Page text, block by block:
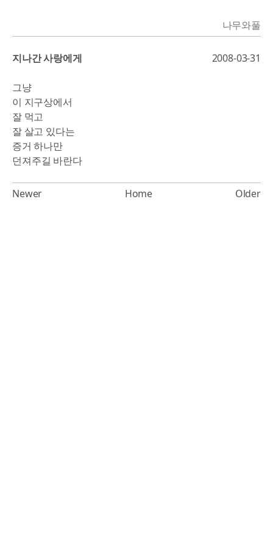
나무와풀
지나간 사랑에게 2008-03-31
그냥
이 지구상에서
잘 먹고
잘 살고 있다는
증거 하나만
던져주길 바란다
Newer Older
Home